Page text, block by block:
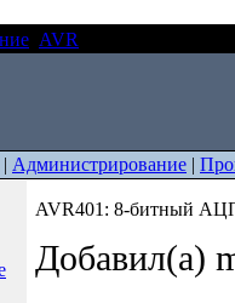
AVR
| Администрирование |
AVR401: 8-битный
Добавил(а)